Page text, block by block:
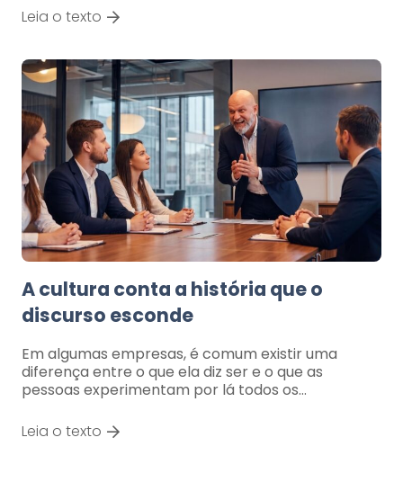
Leia o texto
A cultura conta a história que o
discurso esconde
Em algumas empresas, é comum existir uma
diferença entre o que ela diz ser e o que as
pessoas experimentam por lá todos os…
Leia o texto